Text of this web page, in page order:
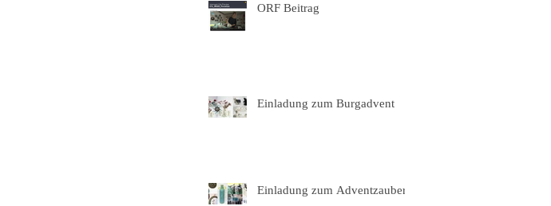
ORF Beitrag
Einladung zum Burgadvent
Einladung zum Adventzauber